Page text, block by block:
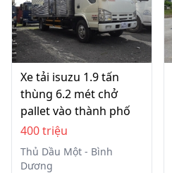
Xe tải isuzu 1.9 tấn
thùng 6.2 mét chở
pallet vào thành phố
400 triệu
Thủ Dầu Một - Bình
Dương